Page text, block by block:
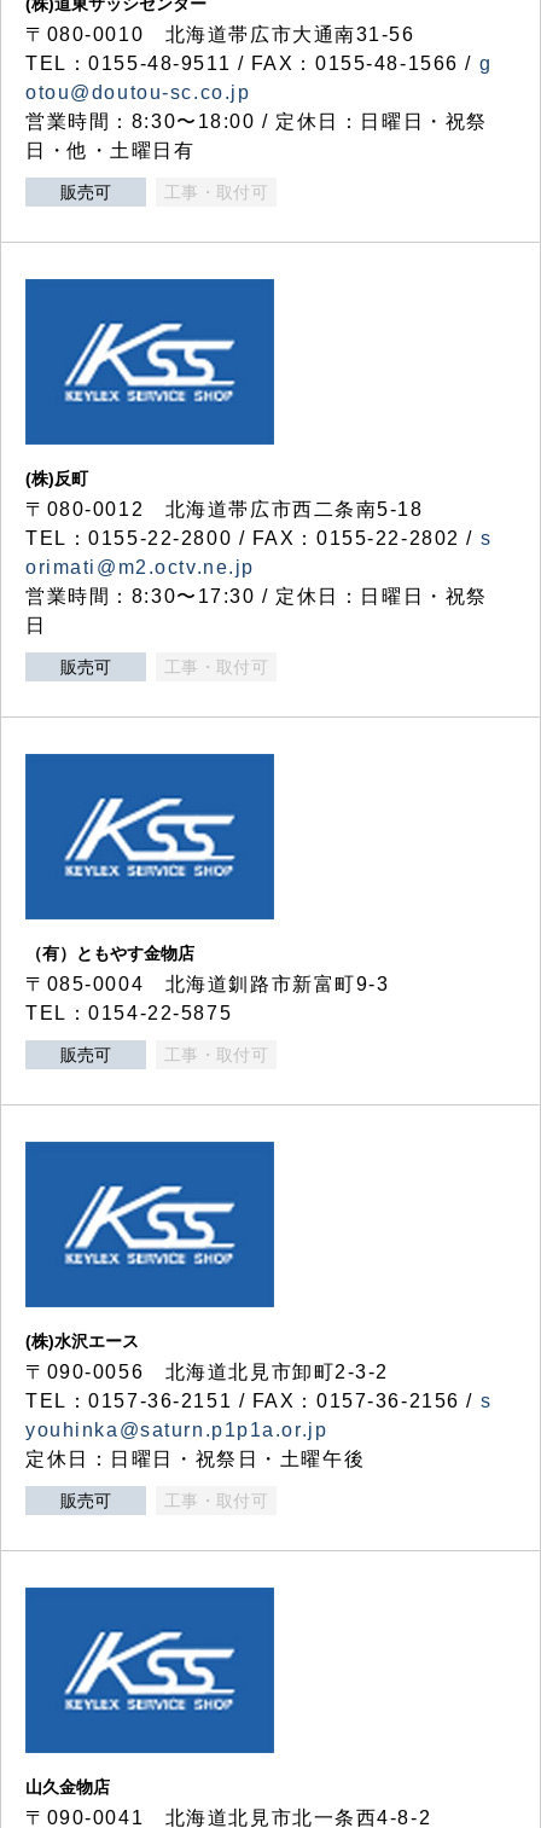
〒080-0010 北海道帯広市大通南31-56
TEL：0155-48-9511 / FAX：0155-48-1566 / g
otou@doutou-sc.co.jp
営業時間：8:30〜18:00 / 定休日：日曜日・祝祭
日・他・土曜日有
販売可 工事・取付可
(株)反町
〒080-0012 北海道帯広市西二条南5-18
TEL：0155-22-2800 / FAX：0155-22-2802 / s
orimati@m2.octv.ne.jp
営業時間：8:30〜17:30 / 定休日：日曜日・祝祭
日
販売可 工事・取付可
（有）ともやす金物店
〒085-0004 北海道釧路市新富町9-3
TEL：0154-22-5875
販売可 工事・取付可
(株)水沢エース
〒090-0056 北海道北見市卸町2-3-2
TEL：0157-36-2151 / FAX：0157-36-2156 / s
youhinka@saturn.p1p1a.or.jp
定休日：日曜日・祝祭日・土曜午後
販売可 工事・取付可
山久金物店
〒090-0041 北海道北見市北一条西4-8-2